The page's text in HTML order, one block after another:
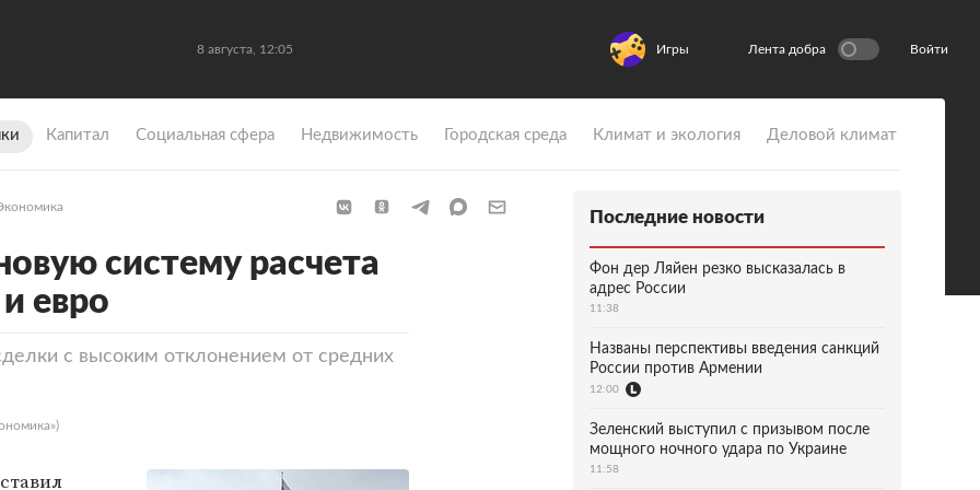
8 августа, 12:05 Игры Лента добра Войти
Капитал Социальная сфера Недвижимость Городская среда Климат и экология Деловой климат
систему расчета
евро
с высоким отклонением от средних
Последние новости
Фон дер Ляйен резко высказалась в
адрес России
11:38
Названы перспективы введения санкций
России против Армении
12:00
Зеленский выступил с призывом после
мощного ночного удара по Украине
11:58